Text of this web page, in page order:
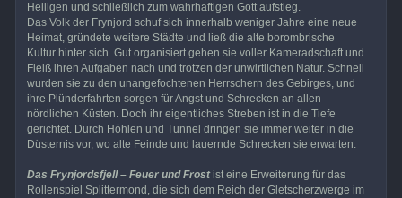
Heiligen und schließlich zum wahrhaftigen Gott aufstieg.
Das Volk der Frynjord schuf sich innerhalb weniger Jahre eine neue
Heimat, gründete weitere Städte und ließ die alte borombrische
Kultur hinter sich. Gut organisiert gehen sie voller Kameradschaft und
Fleiß ihren Aufgaben nach und trotzen der unwirtlichen Natur. Schnell
wurden sie zu den unangefochtenen Herrschern des Gebirges, und
ihre Plünderfahrten sorgen für Angst und Schrecken an allen
nördlichen Küsten. Doch ihr eigentliches Streben ist in die Tiefe
gerichtet. Durch Höhlen und Tunnel dringen sie immer weiter in die
Düsternis vor, wo alte Feinde und lauernde Schrecken sie erwarten.
Das Frynjordsfjell – Feuer und Frostist eine Erweiterung für das
Rollenspiel Splittermond, die sich dem Reich der Gletscherzwerge im